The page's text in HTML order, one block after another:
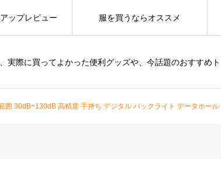
実際に買ってよかった便利グッズや、今話題のおすすめ
ップレビュー 服を買うならオススメ
高精度 手持ち デジタル バックライト データホールド 日本語取り扱